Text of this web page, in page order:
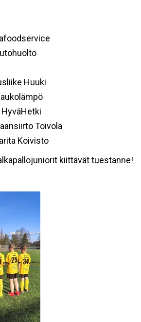
Huuki
Toivola
Koivisto
kiittävät tuestanne!